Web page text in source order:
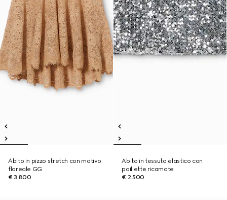
Abito in pizzo stretch con motivo
floreale GG
€ 3.800
Abito in tessuto elastico con
paillette ricamate
€ 2.500